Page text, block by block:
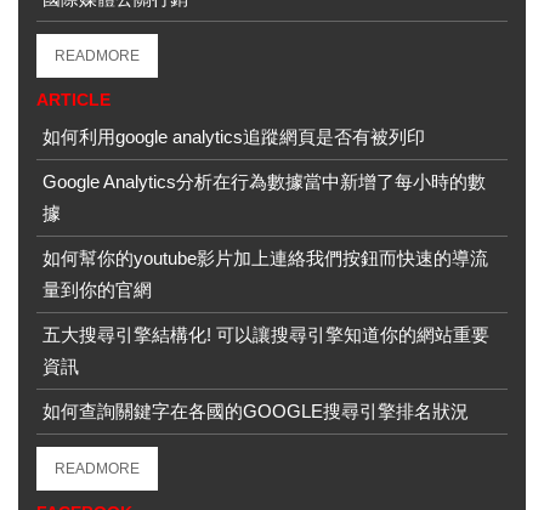
READMORE
ARTICLE
如何利用google analytics追蹤網頁是否有被列印
Google Analytics分析在行為數據當中新增了每小時的數
據
如何幫你的youtube影片加上連絡我們按鈕而快速的導流
量到你的官網
五大搜尋引擎結構化! 可以讓搜尋引擎知道你的網站重要
資訊
如何查詢關鍵字在各國的GOOGLE搜尋引擎排名狀況
READMORE